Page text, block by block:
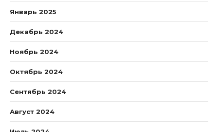
Январь 2025
Декабрь 2024
Ноябрь 2024
Октябрь 2024
Сентябрь 2024
Август 2024